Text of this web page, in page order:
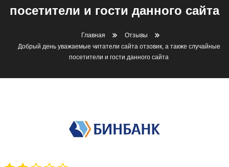
посетители и гости данного сайта
Главная
Отзывы
Добрый день уважаемые читатели сайта отзовик, а также случайные
посетители и гости данного сайта